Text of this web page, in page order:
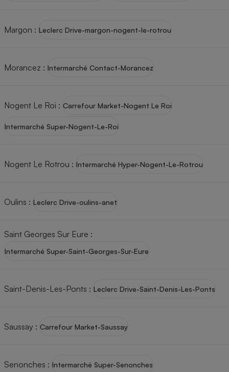
Margon : Leclerc Drive-margon-nogent-le-rotrou
Morancez : Intermarché Contact-Morancez
Nogent Le Roi : Carrefour Market-Nogent Le Roi
Intermarché Super-Nogent-Le-Roi
Nogent Le Rotrou : Intermarché Hyper-Nogent-Le-Rotrou
Oulins : Leclerc Drive-oulins-anet
Saint Georges Sur Eure :
Intermarché Super-Saint-Georges-Sur-Eure
Saint-Denis-Les-Ponts : Leclerc Drive-Saint-Denis-Les-Ponts
Saussay : Carrefour Market-Saussay
Senonches : Intermarché Super-Senonches